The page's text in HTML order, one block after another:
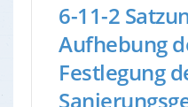
6-11-2
Aufhebung
Festlegung